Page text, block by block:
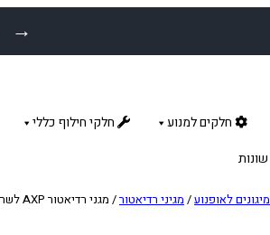
→
חלקים למנוע חלקי חילוף כללי
שונות
מיגונים לאופנוע/ מגיני רדיאטור/ מגני רדיאטור AXP לשרקו SER